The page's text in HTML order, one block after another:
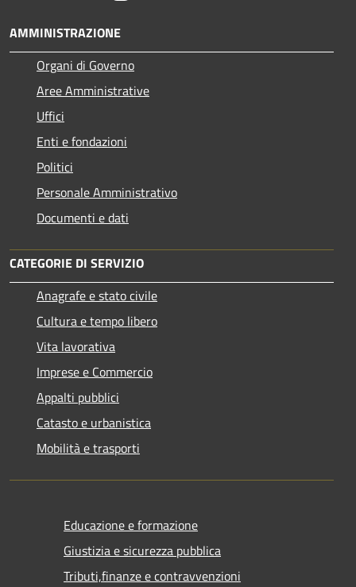
AMMINISTRAZIONE
Organi di Governo
Aree Amministrative
Uffici
Enti e fondazioni
Politici
Personale Amministrativo
Documenti e dati
CATEGORIE DI SERVIZIO
Anagrafe e stato civile
Cultura e tempo libero
Vita lavorativa
Imprese e Commercio
Appalti pubblici
Catasto e urbanistica
Mobilità e trasporti
Educazione e formazione
Giustizia e sicurezza pubblica
Tributi,finanze e contravvenzioni